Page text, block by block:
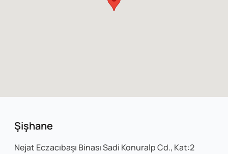
Şişhane
Nejat Eczacıbaşı Binası Sadi Konuralp Cd., Kat:2